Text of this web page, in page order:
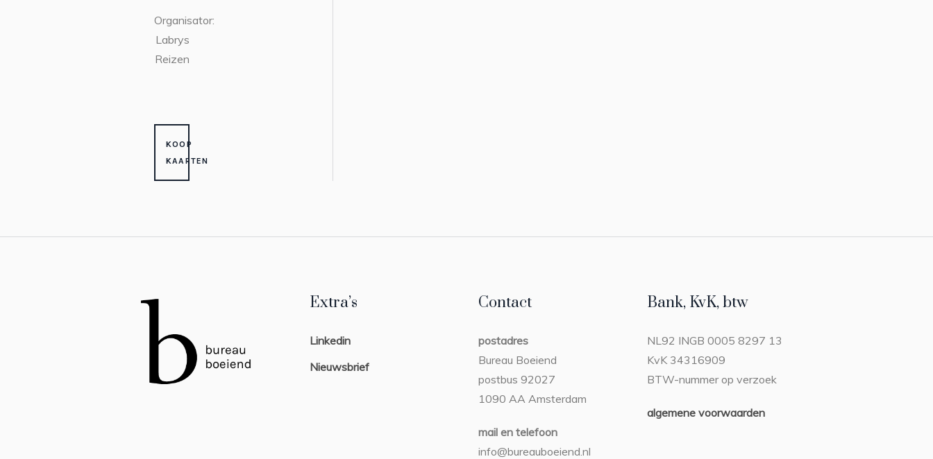
Organisator:
Labrys
Reizen
KOOP
KAARTEN
Extra’s
Linkedin
Nieuwsbrief
Contact
postadres
Bureau Boeiend
postbus 92027
1090 AA Amsterdam
mail en telefoon
info@bureauboeiend.nl
Bank, KvK, btw
NL92 INGB 0005 8297 13
KvK 34316909
BTW-nummer op verzoek
algemene voorwaarden